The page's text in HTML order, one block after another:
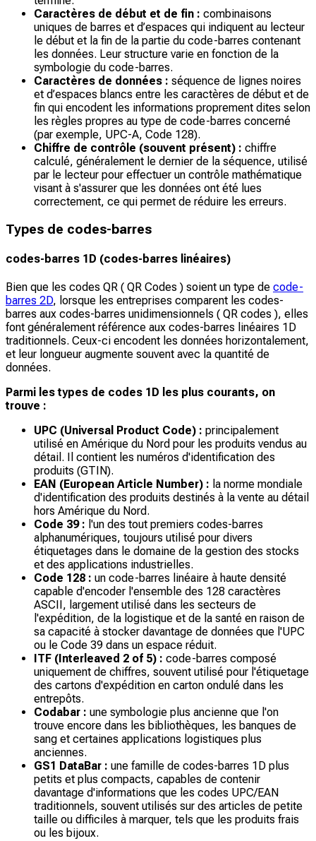
Caractères de début et de fin : combinaisons
uniques de barres et d’espaces qui indiquent au lecteur
le début et la fin de la partie du code-barres contenant
les données. Leur structure varie en fonction de la
symbologie du code-barres.
Caractères de données : séquence de lignes noires
et d’espaces blancs entre les caractères de début et de
fin qui encodent les informations proprement dites selon
les règles propres au type de code-barres concerné
(par exemple, UPC-A, Code 128).
Chiffre de contrôle (souvent présent) : chiffre
calculé, généralement le dernier de la séquence, utilisé
par le lecteur pour effectuer un contrôle mathématique
visant à s'assurer que les données ont été lues
correctement, ce qui permet de réduire les erreurs.
Types de codes-barres
codes-barres 1D (codes-barres linéaires)
Bien que les codes QR ( QR Codes ) soient un type de code-
barres 2D, lorsque les entreprises comparent les codes-
barres aux codes-barres unidimensionnels ( QR codes ), elles
font généralement référence aux codes-barres linéaires 1D
traditionnels. Ceux-ci encodent les données horizontalement,
et leur longueur augmente souvent avec la quantité de
données.
Parmi les types de codes 1D les plus courants, on
trouve :
UPC (Universal Product Code) : principalement
utilisé en Amérique du Nord pour les produits vendus au
détail. Il contient les numéros d'identification des
produits (GTIN).
EAN (European Article Number) : la norme mondiale
d'identification des produits destinés à la vente au détail
hors Amérique du Nord.
Code 39 : l'un des tout premiers codes-barres
alphanumériques, toujours utilisé pour divers
étiquetages dans le domaine de la gestion des stocks
et des applications industrielles.
Code 128 : un code-barres linéaire à haute densité
capable d'encoder l'ensemble des 128 caractères
ASCII, largement utilisé dans les secteurs de
l'expédition, de la logistique et de la santé en raison de
sa capacité à stocker davantage de données que l'UPC
ou le Code 39 dans un espace réduit.
ITF (Interleaved 2 of 5) : code-barres composé
uniquement de chiffres, souvent utilisé pour l'étiquetage
des cartons d'expédition en carton ondulé dans les
entrepôts.
Codabar : une symbologie plus ancienne que l'on
trouve encore dans les bibliothèques, les banques de
sang et certaines applications logistiques plus
anciennes.
GS1 DataBar : une famille de codes-barres 1D plus
petits et plus compacts, capables de contenir
davantage d'informations que les codes UPC/EAN
traditionnels, souvent utilisés sur des articles de petite
taille ou difficiles à marquer, tels que les produits frais
ou les bijoux.